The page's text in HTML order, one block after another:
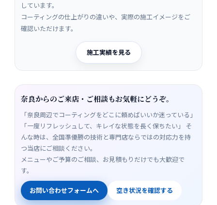
しています。
コーティングの仕上がりの違いや、実際の施工イメージをご
確認いただけます。
施工実績を見る
奈良からのご来店・ご相談もお気軽にどうぞ。
「奈良周辺でコーティングをどこに頼めばいいか迷っている」
「一度リフレッシュして、キレイな状態を長く保ちたい」 そ
んな時は、全国準優勝の技術と専門店ならではの対応力を持
つ当店にご相談ください。
メニューやご予算のご相談、お見積もりだけでも大歓迎で
す。
お問い合わせフォームへ 空き状況を確認する